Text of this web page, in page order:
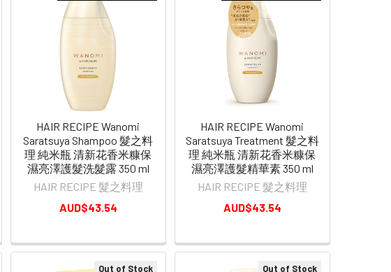
HAIR RECIPE Wanomi
Saratsuya Shampoo 髮之料
理 純米瓶 清新花香米糠保
濕亮澤護髮洗髮露 350 ml
HAIR RECIPE 髮之料理
AUD$43.54
HAIR RECIPE Wanomi
Saratsuya Treatment 髮之料
理 純米瓶 清新花香米糠保
濕亮澤護髮精華素 350 ml
HAIR RECIPE 髮之料理
AUD$43.54
Out of Stock
Out of Stock